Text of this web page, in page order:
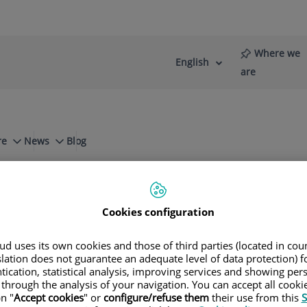
Language
Active
English
Where we
are
News
Blog
de usuarios facilitando
Cookies configuration
uses its own cookies and those of third parties (located in
does not guarantee an adequate level of data protection)
statistical analysis, improving services and showing
the analysis of your navigation. You can accept all
"Accept cookies" or configure/refuse themtheir use from this